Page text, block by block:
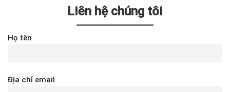
Liên hệ chúng tôi
Họ tên
Địa chỉ email